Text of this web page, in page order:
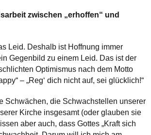
zwischen „erhoffen“ und
Leid. Deshalb ist Hoffnung immer
Gegenbild zu einem Leid. Das ist der
Optimismus nach dem Motto
– „Reg‘ dich nicht auf, sei glücklich!“
Schwächen, die Schwachstellen unserer
Kirche insgesamt (oder glauben sie
aber auch, dass Gottes „Kraft sich